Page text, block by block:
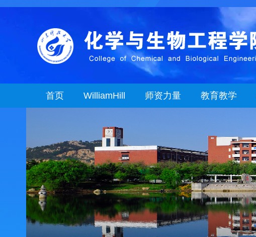
首页 WilliamHill 师资力量 教育教学